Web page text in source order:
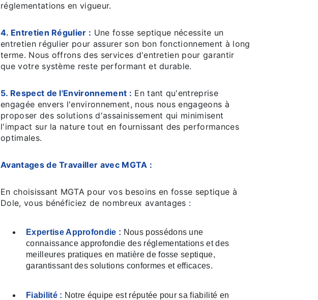
réglementations en vigueur.
4. Entretien Régulier : Une fosse septique nécessite un
entretien régulier pour assurer son bon fonctionnement à long
terme. Nous offrons des services d'entretien pour garantir
que votre système reste performant et durable.
5. Respect de l'Environnement : En tant qu'entreprise
engagée envers l'environnement, nous nous engageons à
proposer des solutions d'assainissement qui minimisent
l'impact sur la nature tout en fournissant des performances
optimales.
Avantages de Travailler avec MGTA :
En choisissant MGTA pour vos besoins en fosse septique à
Dole, vous bénéficiez de nombreux avantages :
Expertise Approfondie : Nous possédons une
connaissance approfondie des réglementations et des
meilleures pratiques en matière de fosse septique,
garantissant des solutions conformes et efficaces.
Fiabilité : Notre équipe est réputée pour sa fiabilité en